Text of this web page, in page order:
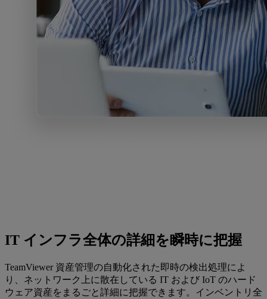
IT インフラ全体の詳細を瞬時に把握
TeamViewer 資産管理の自動化された即時の検出処理によ
り、ネットワーク上に散在している IT および IoT のハード
ウェア資産をまるごと詳細に把握できます。インベントリ全